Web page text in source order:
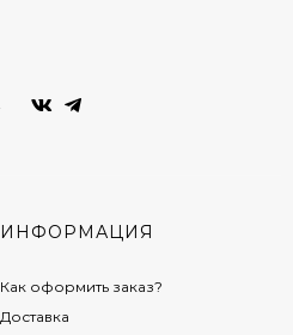
ИНФОРМАЦИЯ
Как оформить заказ?
Доставка